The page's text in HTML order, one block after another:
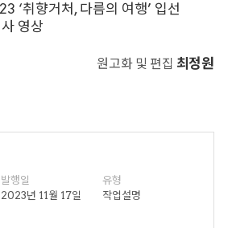
‘취향거처, 다름의 여행’ 입선
영상
원고화 및 편집 최정원
발행일
2023년 11월 17일
유형
작업설명